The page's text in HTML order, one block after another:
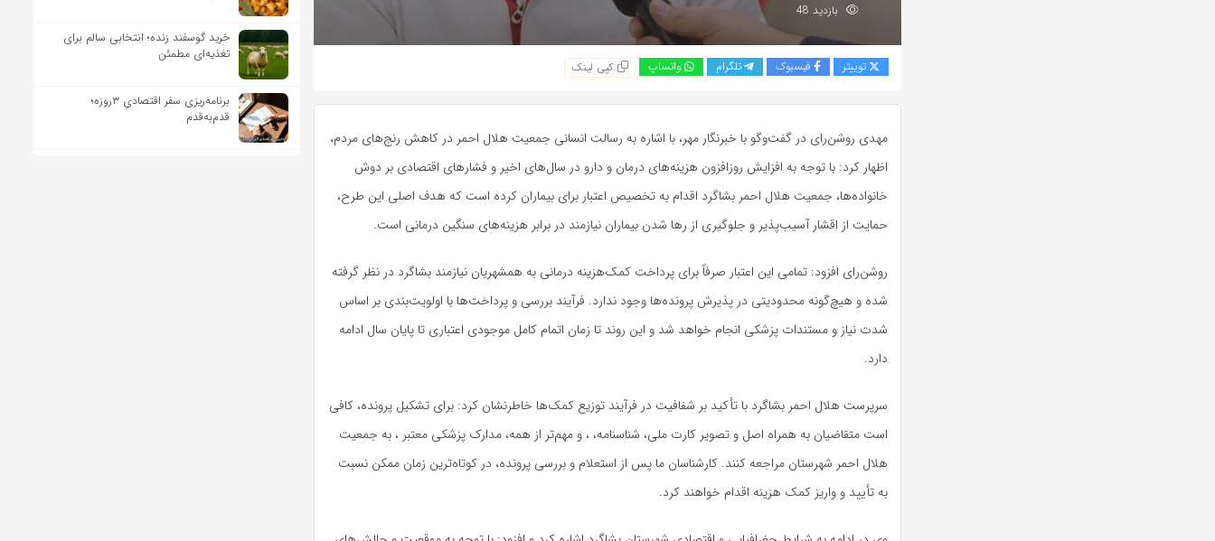
بازدید 48
توییتر فیسبوک تلگرام واتساپ کپی لینک
مهدی روشن‌رای در گفت‌وگو با خبرنگار مهر، با اشاره به رسالت انسانی جمعیت هلال احمر در کاهش رنج‌های مردم،
اظهار کرد: با توجه به افزایش روزافزون هزینه‌های درمان و دارو در سال‌های اخیر و فشارهای اقتصادی بر دوش
خانواده‌ها، جمعیت هلال احمر بشاگرد اقدام به تخصیص اعتبار برای بیماران کرده است که هدف اصلی این طرح،
حمایت از اقشار آسیب‌پذیر و جلوگیری از رها شدن بیماران نیازمند در برابر هزینه‌های سنگین درمانی است.
روشن‌رای افزود: تمامی این اعتبار صرفاً برای پرداخت کمک‌هزینه درمانی به همشهریان نیازمند بشاگرد در نظر گرفته
شده و هیچ‌گونه محدودیتی در پذیرش پرونده‌ها وجود ندارد. فرآیند بررسی و پرداخت‌ها با اولویت‌بندی بر اساس
شدت نیاز و مستندات پزشکی انجام خواهد شد و این روند تا زمان اتمام کامل موجودی اعتباری تا پایان سال ادامه
دارد.
سرپرست هلال احمر بشاگرد با تأکید بر شفافیت در فرآیند توزیع کمک‌ها خاطرنشان کرد: برای تشکیل پرونده، کافی
است متقاضیان به همراه اصل و تصویر کارت ملی، شناسنامه، ، و مهم‌تر از همه، مدارک پزشکی معتبر ، به جمعیت
هلال احمر شهرستان مراجعه کنند. کارشناسان ما پس از استعلام و بررسی پرونده، در کوتاه‌ترین زمان ممکن نسبت
به تأیید و واریز کمک هزینه اقدام خواهند کرد.
خرید گوسفند زنده؛ انتخابی سالم برای
تغذیه‌ای مطمئن
برنامه‌ریزی سفر اقتصادیِ ۳روزه؛
قدم‌به‌قدم